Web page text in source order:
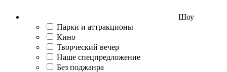
Шоу
Парки и аттракционы
Кино
Творческий вечер
Наше спецпредложение
Без поджанра